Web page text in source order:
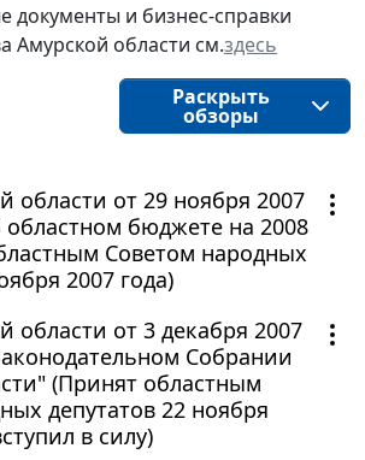
документы и бизнес-справки
Амурской области см.здесь
Раскрыть
обзоры
области от 29 ноября 2007
бюджете на 2008
Советом народных
2007 года)
области от 3 декабря 2007
Собрании
(Принят областным
депутатов 22 ноября
в силу)